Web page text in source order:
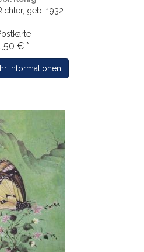
geb. 1932
€ *
Informationen